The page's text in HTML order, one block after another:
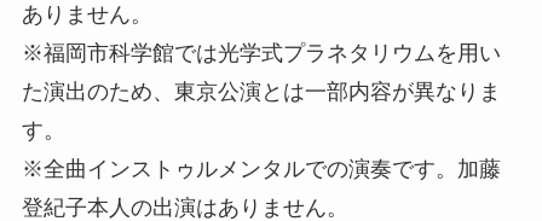
ありません。
※福岡市科学館では光学式プラネタリウムを用い
た演出のため、東京公演とは一部内容が異なりま
す。
※全曲インストゥルメンタルでの演奏です。加藤
登紀子本人の出演はありません。